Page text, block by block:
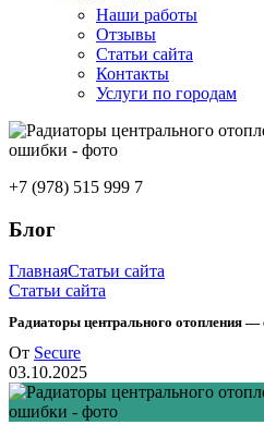
Наши работы
Отзывы
Статьи сайта
Контакты
Услуги по городам
+7 (978) 515 999 7
Блог
ГлавнаяСтатьи сайта
Статьи сайта
Радиаторы центрального отопления
От Secure
03.10.2025